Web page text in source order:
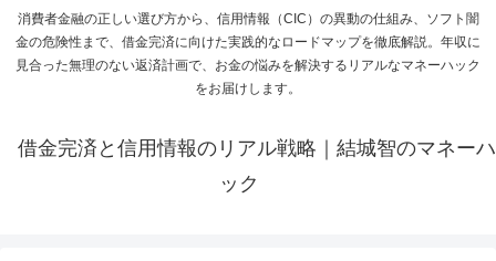
消費者金融の正しい選び方から、信用情報（CIC）の異動の仕組み、ソフト闇
金の危険性まで、借金完済に向けた実践的なロードマップを徹底解説。年収に
見合った無理のない返済計画で、お金の悩みを解決するリアルなマネーハック
をお届けします。
借金完済と信用情報のリアル戦略｜結城智のマネーハ
ック